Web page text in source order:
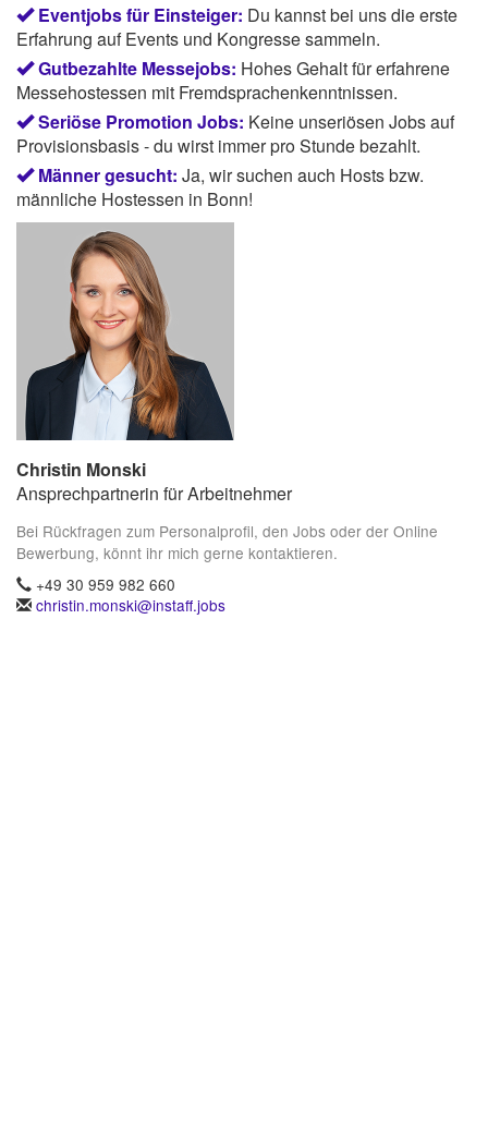
Eventjobs für Einsteiger: Du kannst bei uns die erste
Erfahrung auf Events und Kongresse sammeln.
Gutbezahlte Messejobs: Hohes Gehalt für erfahrene
Messehostessen mit Fremdsprachenkenntnissen.
Seriöse Promotion Jobs: Keine unseriösen Jobs auf
Provisionsbasis - du wirst immer pro Stunde bezahlt.
Männer gesucht: Ja, wir suchen auch Hosts bzw.
männliche Hostessen in Bonn!
Christin Monski
Ansprechpartnerin für Arbeitnehmer
Bei Rückfragen zum Personalprofil, den Jobs oder der Online
Bewerbung, könnt ihr mich gerne kontaktieren.
+49 30 959 982 660
christin.monski@instaff.jobs